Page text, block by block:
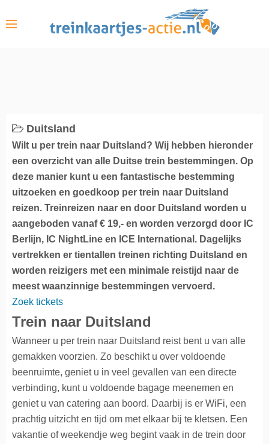
Duitsland
Wilt u per trein naar Duitsland? Wij hebben hieronder
een overzicht van alle Duitse trein bestemmingen. Op
deze manier kunt u een fantastische bestemming
uitzoeken en goedkoop per trein naar Duitsland
reizen. Treinreizen naar en door Duitsland worden u
aangeboden vanaf € 19,- en worden verzorgd door IC
Berlijn, IC NightLine en ICE International. Dagelijks
vertrekken er tientallen treinen richting Duitsland en
worden reizigers met een minimale reistijd naar de
meest waanzinnige bestemmingen vervoerd.
Zoek tickets
Trein naar Duitsland
Wanneer u per trein naar Duitsland reist bent u van alle
gemakken voorzien. Zo beschikt u over voldoende
beenruimte, geniet u in veel gevallen van een directe
verbinding, kunt u voldoende bagage meenemen en
geniet u van catering aan boord. Daarbij is er WiFi, een
prachtig uitzicht en tijd om met elkaar bij te kletsen. Een
vakantie of weekendje weg begint vaak in de trein door